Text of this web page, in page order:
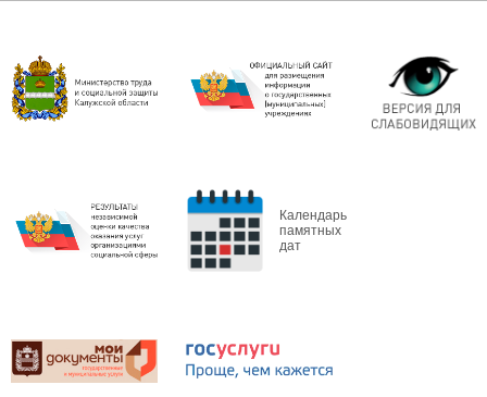
Календарь
памятных
дат